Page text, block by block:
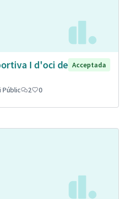
I d'oci de Acceptada
Públic 2 0